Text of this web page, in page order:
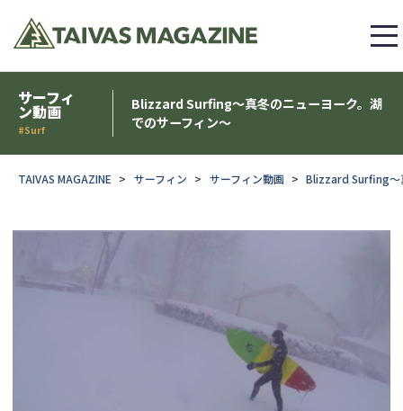
サーフィ
ン動画
#Surf
Blizzard Surfing〜真冬のニューヨーク。湖
でのサーフィン〜
TAIVAS MAGAZINE サーフィン サーフィン動画 Blizzard Surfing〜